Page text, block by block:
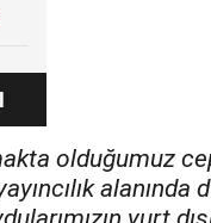
olduğumuz